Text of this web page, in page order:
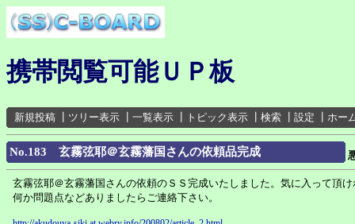
携帯閲覧可能ＵＰ板
新規投稿 ツリー表示 一覧表示 トピック表示 検索 設定 ホー
No.183 玄霧弦耶＠玄霧藩国さんの依頼品完成
玄霧弦耶＠玄霧藩国さんの依頼のＳＳ完成いたしました。気に入って頂
何か問題点などありましたらご連絡下さい。